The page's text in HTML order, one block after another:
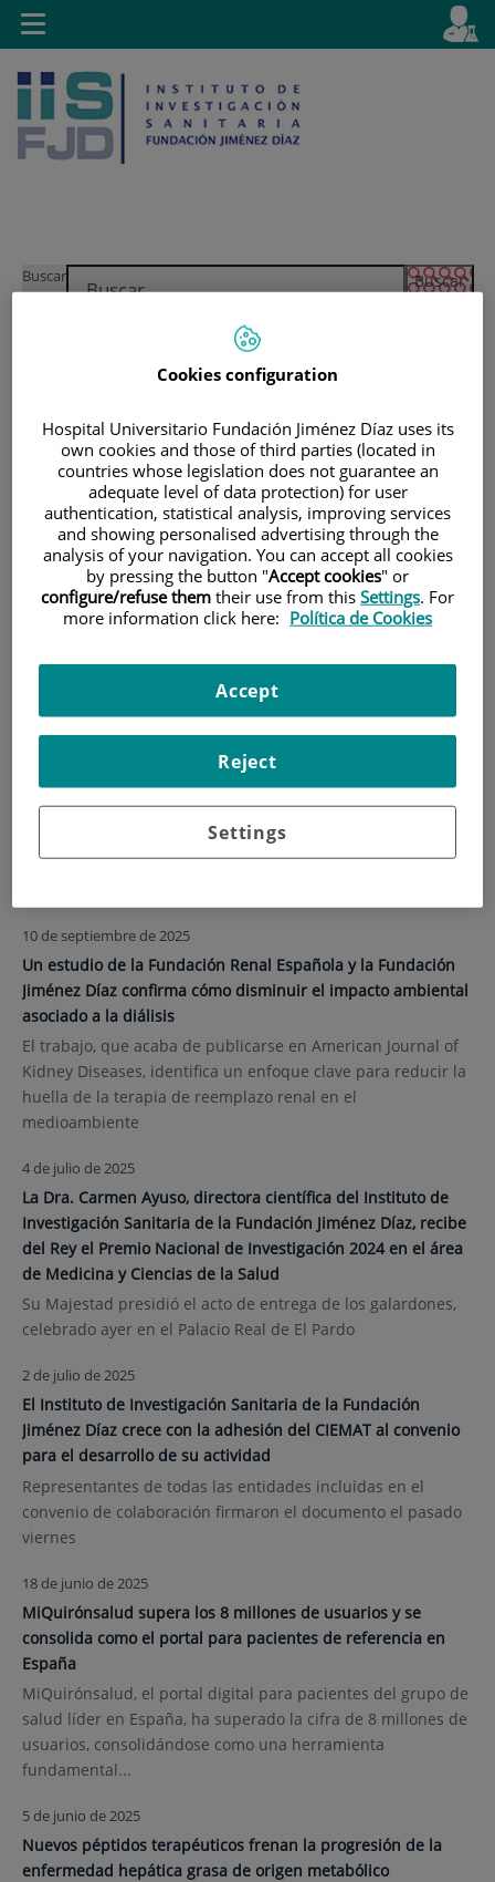
Saltar al contenido
Saltar
Selector
de
activo
es
Buscar
Toggle
navigation
INICIO|ACTUALIDAD|NOTICIAS
Noticias
La Universidad Autónoma de Madrid y el Instituto de
Investigación Sanitaria de la Fundación Jiménez Díaz
impulsan la creación de la Cátedra UAM-FIIS-FJD en
Neurointervencionismo
La Universidad Autónoma de Madrid y la Fundación Jiménez
Díaz han creado la Cátedra UAM-FIIS-FJD en
Neurointervencionismo para impulsar la investigación, la
10 de septiembre de 2025
Un estudio de la Fundación Renal Española y la Fundación
Jiménez Díaz confirma cómo disminuir el impacto ambiental
asociado a la diálisis
El trabajo, que acaba de publicarse en American Journal of
Kidney Diseases, identifica un enfoque clave para reducir la
huella de la terapia de reemplazo renal en el
medioambiente
4 de julio de 2025
La Dra. Carmen Ayuso, directora científica del Instituto de
Investigación Sanitaria de la Fundación Jiménez Díaz, recibe
del Rey el Premio Nacional de Investigación 2024 en el área
de Medicina y Ciencias de la Salud
Su Majestad presidió el acto de entrega de los galardones,
celebrado ayer en el Palacio Real de El Pardo
2 de julio de 2025
El Instituto de Investigación Sanitaria de la Fundación
Jiménez Díaz crece con la adhesión del CIEMAT al convenio
para el desarrollo de su actividad
Representantes de todas las entidades incluidas en el
convenio de colaboración firmaron el documento el pasado
viernes
18 de junio de 2025
MiQuirónsalud supera los 8 millones de usuarios y se
consolida como el portal para pacientes de referencia en
España
MiQuirónsalud, el portal digital para pacientes del grupo de
salud líder en España, ha superado la cifra de 8 millones de
usuarios, consolidándose como una herramienta
fundamental...
5 de junio de 2025
Nuevos péptidos terapéuticos frenan la progresión de la
enfermedad hepática grasa de origen metabólico
Cookies configuration
Hospital Universitario Fundación Jiménez Díaz uses its
own cookies and those of third parties (located in
countries whose legislation does not guarantee an
adequate level of data protection) for user
authentication, statistical analysis, improving services
and showing personalised advertising through the
analysis of your navigation. You can accept all cookies
by pressing the button "Accept cookies" or
configure/refuse them their use from this Settings. For
more information click here: Política de Cookies
Settings
Reject
Accept